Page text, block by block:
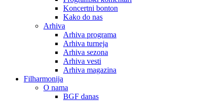
Koncertni bonton
Kako do nas
Arhiva
Arhiva programa
Arhiva turneja
Arhiva sezona
Arhiva vesti
Arhiva magazina
Filharmonija
O nama
BGF danas